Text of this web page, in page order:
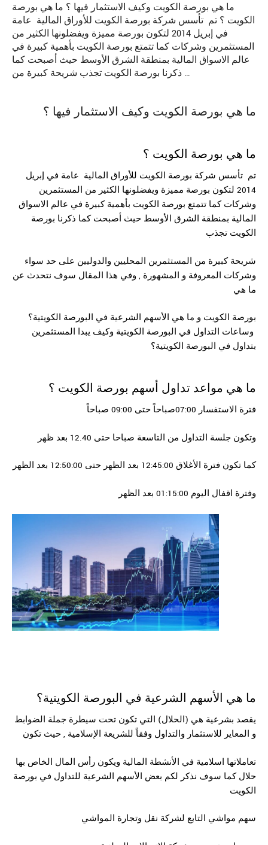
ما هي بورصة الكويت وكيف الاستثمار فيها ؟ ما هي بورصة
الكويت ؟ تم تأسس شركة بورصة الكويت للأوراق المالية عامة
في إبريل 2014 لتكون بورصة مميزة ويفضلونها الكثير من
المستثمرين وشركات كما تتمتع بورصة الكويت بأهمية كبيرة في
عالم الاسواق المالية بمنطقة الشرق الأوسط حيث أصبحت كما
ذكرنا بورصة الكويت تجذب شريحة كبيرة من …
ما هي بورصة الكويت وكيف الاستثمار فيها ؟
ما هي بورصة الكويت ؟
تم تأسس شركة بورصة الكويت للأوراق المالية عامة في إبريل
2014 لتكون بورصة مميزة ويفضلونها الكثير من المستثمرين
وشركاتكما تتمتع بورصة الكويت بأهمية كبيرة في عالم الاسواق
المالية بمنطقة الشرق الأوسط حيث أصبحت كما ذكرنا بورصة
الكويت تجذب
شريحة كبيرة من المستثمرين المحليين والدوليين على حد سواء
وشركات المعروفة و المشهورة , وفي هذا المقال سوف نتحدث عن
ما هي
بورصة الكويت و ما هي الأسهم الشرعية في البورصة الكويتية؟
وساعات التداول في البورصة الكويتية وكيف يبدا المستثمرين
بتداول في البورصة الكويتية؟
ما هي مواعد تداول أسهم بورصة الكويت ؟
فترة الاستفسار 07:00صباحاً حتى 09:00 صباحاً
وتكون جلسة التداول من التاسعة صباحا حتى 12.40 بعد ظهر
كما تكون فترة الأغلاق 12:45:00 بعد الظهر حتى 12:50:00 بعد الظهر
وفترة اقفال اليوم 01:15:00 بعد الظهر
ما هي الأسهم الشرعية في البورصة الكويتية؟
يقصد بشرعية هي (الحلال) التي تكون تحت سيطرة جملة الضوابط
و المعاير للاستثمار والتداول وفقاً للشريعة الإسلامية , حيث تكون
تعاملاتها اسلامية في الأنشطة المالية ويكون رأس المال الخاص بها
حلال كما سوف نذكر لكم بعض الأسهم الشرعية للتداول في بورصة
الكويت
سهم مواشي التابع لشركة نقل وتجارة المواشي